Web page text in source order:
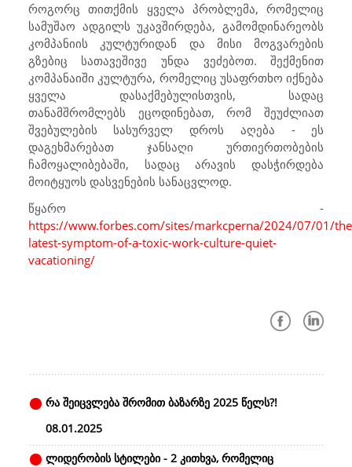
როგორც თითქმის ყველა პრობლემა, რომელიც
სამუშაო ადგილს უკავშირდება, გამომდინარეობს
კომპანიის კულტურიდან და მისი მოგვარების
გზებიც სათავეშივე უნდა ვეძებოთ. შექმენით
კომპანაიში კულტურა, რომელიც უსაფრთხო იქნება
ყველა დასაქმებულისთვის, სადაც
თანამშრომლებს ეცოდინებათ, რომ შეუძლიათ
შვებულების სასურველ დროს აღება - ეს
დაგეხმარებათ ჯანსაღი ურთიერთობების
ჩამოყალიბებაში, სადაც არავის დასჭირდება
მოიტყუოს დასვენების სანაცვლოდ.
წყარო -
https://www.forbes.com/sites/markcperna/2024/07/01/
latest-symptom-of-a-toxic-work-culture-quiet-
vacationing/
რა შეიცვლება შრომით ბაზარზე 2025 წელს?!
08.01.2025
ლიდერობის სტილები - 2 კითხვა, რომელიც